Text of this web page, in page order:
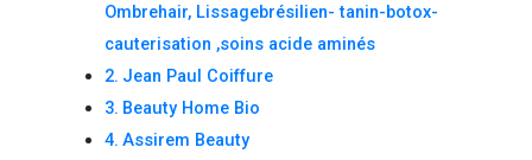
Ombrehair, Lissagebrésilien- tanin-botox-
cauterisation ,soins acide aminés
Jean Paul Coiffure
Beauty Home Bio
Assirem Beauty